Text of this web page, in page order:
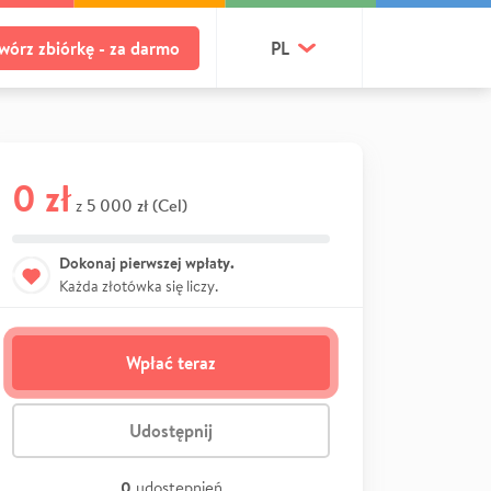
zbiórkę - za darmo PL
0 zł z 5 000 zł (Cel)
Dokonaj pierwszej wpłaty.
Każda złotówka się liczy.
Wpłać teraz
Udostępnij